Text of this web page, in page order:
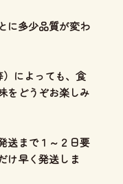
に多少品質が変わ
によっても、食
をどうぞお楽しみ
送まで１～２日要
け早く発送しま